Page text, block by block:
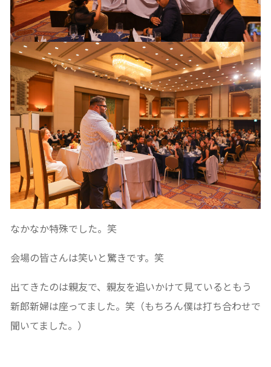
なかなか特殊でした。笑
会場の皆さんは笑いと驚きです。笑
出てきたのは親友で、親友を追いかけて見ているともう
新郎新婦は座ってました。笑（もちろん僕は打ち合わせで
聞いてました。）